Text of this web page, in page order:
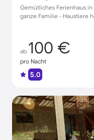
Gemütliches Ferienhaus
ganze Familie - Haustiere
ab 100 €
pro Nacht
5.0